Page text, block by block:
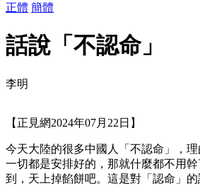
正體 簡體
話說「不認命」
李明
【正見網2024年07月22日】
今天大陸的很多中國人「不認命」，
一切都是安排好的，那就什麼都不用
到，天上掉餡餅吧。這是對「認命」的